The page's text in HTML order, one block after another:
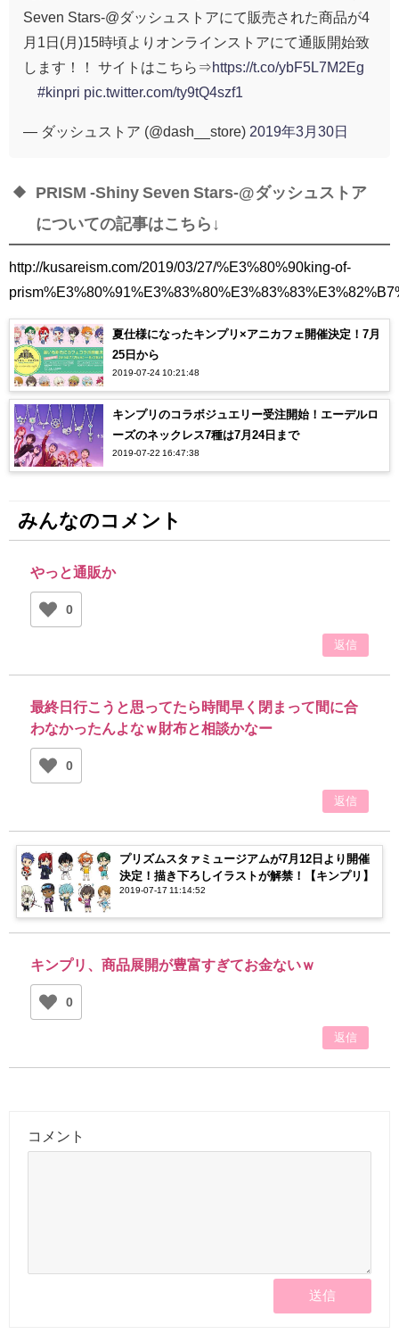
Seven Stars-@ダッシュストアにて販売された商品が4
月1日(月)15時頃よりオンラインストアにて通販開始致
します！！ サイトはこちら⇒https://t.co/ybF5L7M2Eg
#kinpri pic.twitter.com/ty9tQ4szf1
— ダッシュストア (@dash__store) 2019年3月30日
PRISM -Shiny Seven Stars-@ダッシュストア
についての記事はこちら↓
http://kusareism.com/2019/03/27/%E3%80%90king-of-
夏仕様になったキンプリ×アニカフェ開催決定！7月
25日から
2019-07-24 10:21:48
キンプリのコラボジュエリー受注開始！エーデルロ
ーズのネックレス7種は7月24日まで
2019-07-22 16:47:38
みんなのコメント
やっと通販か
0
返信
最終日行こうと思ってたら時間早く閉まって間に合
わなかったんよなｗ財布と相談かなー
0
返信
プリズムスタァミュージアムが7月12日より開催
決定！描き下ろしイラストが解禁！【キンプリ】
2019-07-17 11:14:52
キンプリ、商品展開が豊富すぎてお金ないｗ
0
返信
コメント